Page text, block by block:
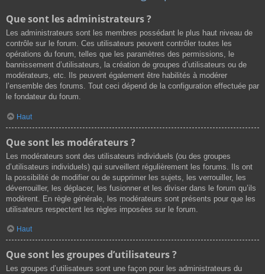
Que sont les administrateurs ?
Les administrateurs sont les membres possédant le plus haut niveau de
contrôle sur le forum. Ces utilisateurs peuvent contrôler toutes les
opérations du forum, telles que les paramètres des permissions, le
bannissement d’utilisateurs, la création de groupes d’utilisateurs ou de
modérateurs, etc. Ils peuvent également être habilités à modérer
l’ensemble des forums. Tout ceci dépend de la configuration effectuée par
le fondateur du forum.
Haut
Que sont les modérateurs ?
Les modérateurs sont des utilisateurs individuels (ou des groupes
d’utilisateurs individuels) qui surveillent régulièrement les forums. Ils ont
la possibilité de modifier ou de supprimer les sujets, les verrouiller, les
déverrouiller, les déplacer, les fusionner et les diviser dans le forum qu’ils
modèrent. En règle générale, les modérateurs sont présents pour que les
utilisateurs respectent les règles imposées sur le forum.
Haut
Que sont les groupes d’utilisateurs ?
Les groupes d’utilisateurs sont une façon pour les administrateurs du